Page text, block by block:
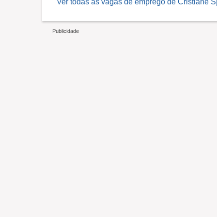
Ver todas as vagas de emprego de Cristiane